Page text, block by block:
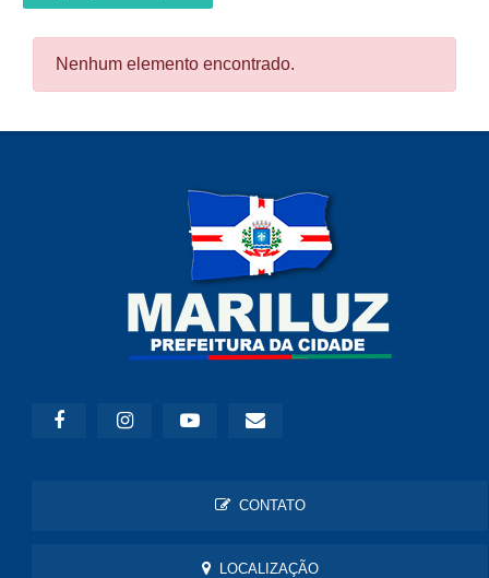
Nenhum elemento encontrado.
CONTATO
LOCALIZAÇÃO